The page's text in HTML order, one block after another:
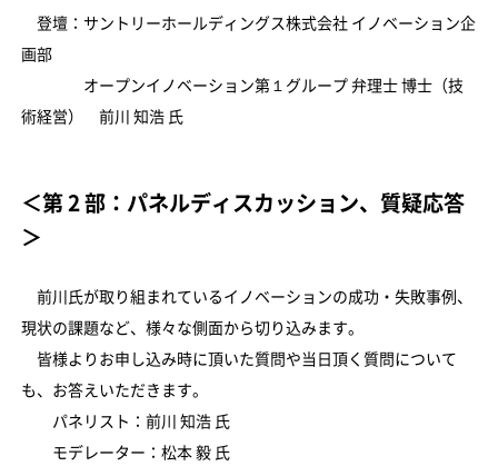
登壇：サントリーホールディングス株式会社 イノベーション企
画部
オープンイノベーション第１グループ 弁理士 博士（技
術経営） 前川 知浩 氏
＜第 2 部：パネルディスカッション、質疑応答
＞
前川氏が取り組まれているイノベーションの成功・失敗事例、
現状の課題など、様々な側面から切り込みます。
皆様よりお申し込み時に頂いた質問や当日頂く質問について
も、お答えいただきます。
パネリスト：前川 知浩 氏
モデレーター：松本 毅 氏